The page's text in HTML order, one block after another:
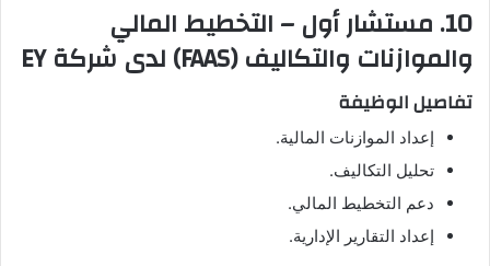
10. مستشار أول – التخطيط المالي
والموازنات والتكاليف (FAAS) لدى شركة EY
تفاصيل الوظيفة
إعداد الموازنات المالية.
تحليل التكاليف.
دعم التخطيط المالي.
إعداد التقارير الإدارية.